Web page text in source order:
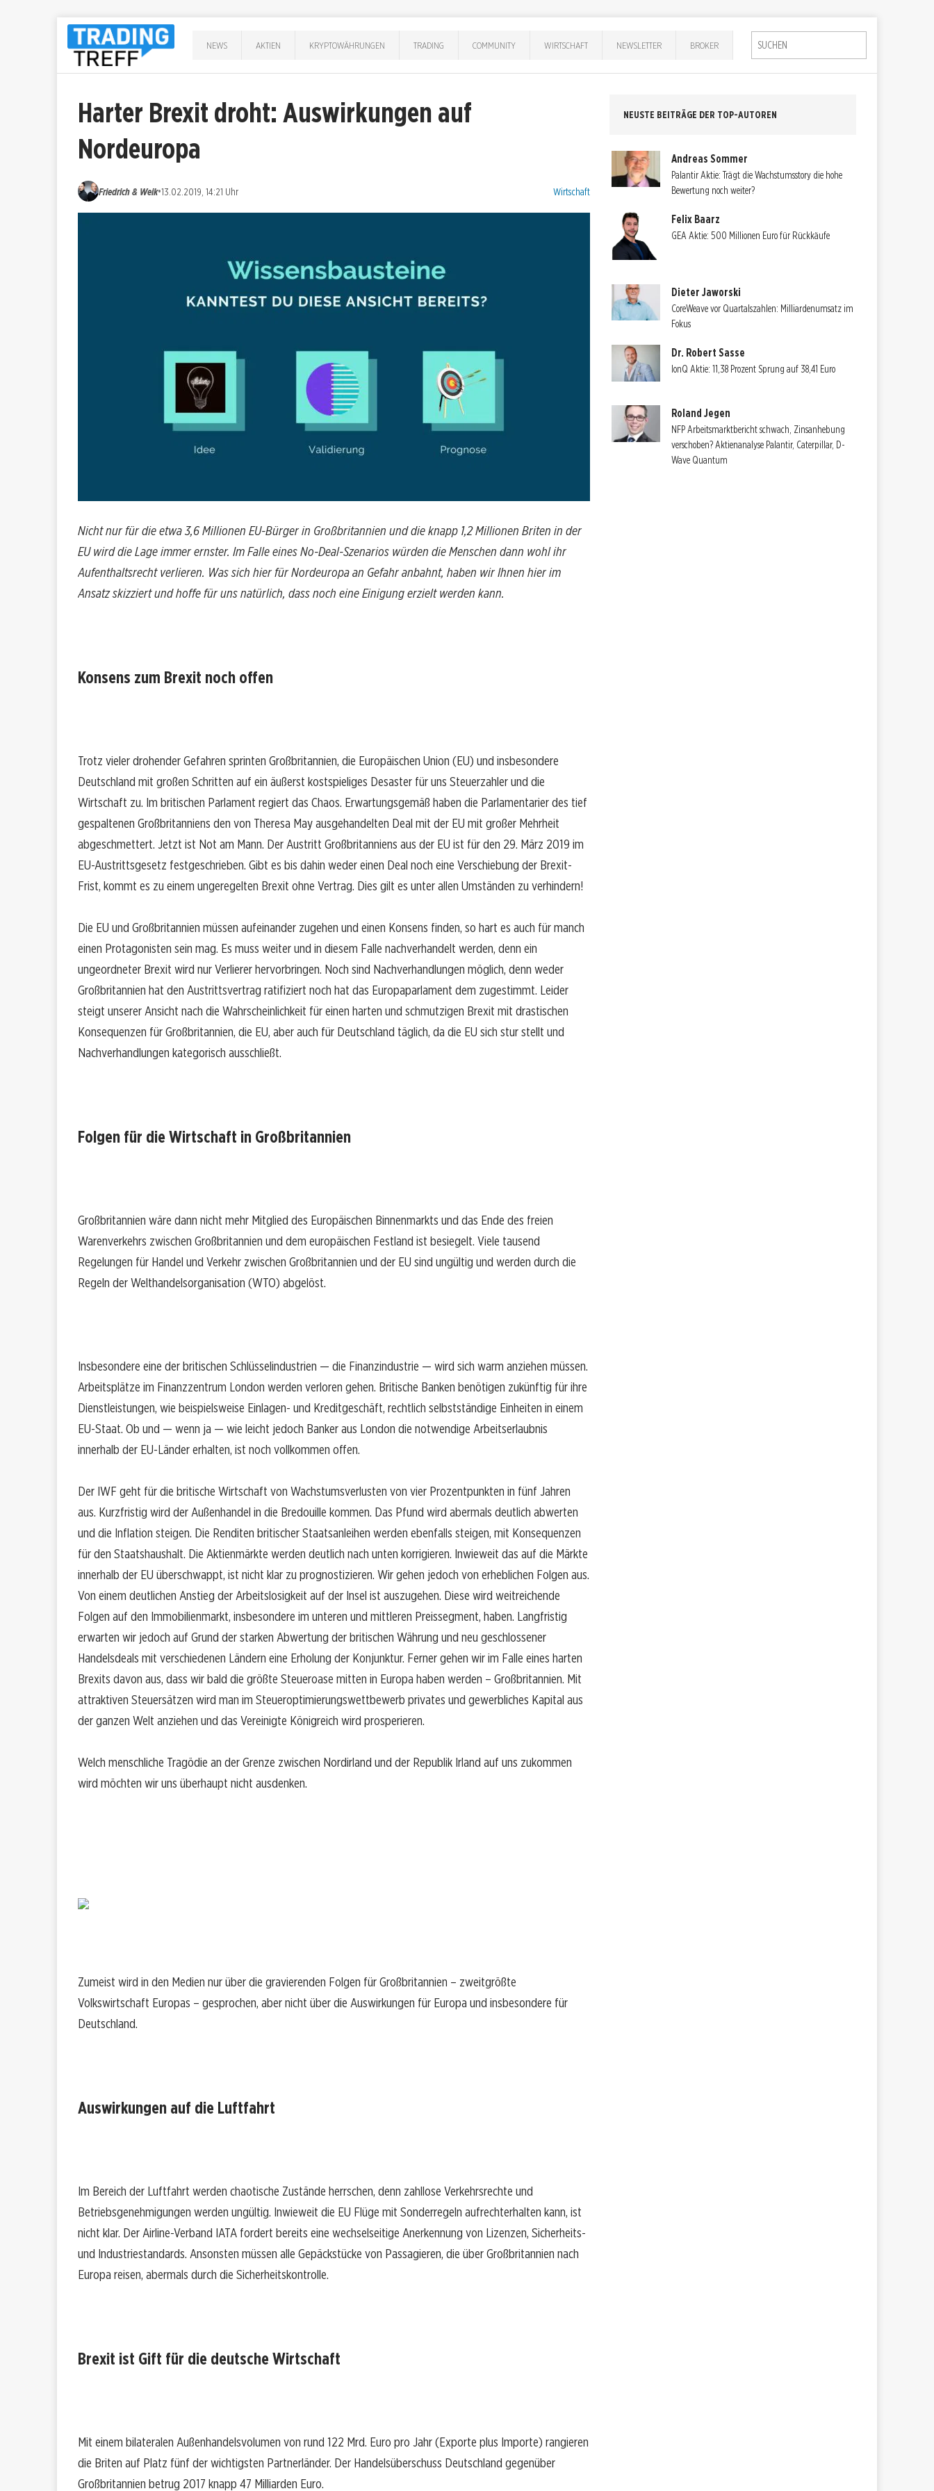
NEWS AKTIEN KRYPTOWÄHRUNGEN TRADING COMMUNITY WIRTSCHAFT NEWSLETTER BROKER
Harter Brexit droht: Auswirkungen auf
Nordeuropa
Friedrich & Weik•13.02.2019, 14:21 Uhr Kategorien:
Wirtschaft
Nicht nur für die etwa 3,6 Millionen EU-Bürger in Großbritannien und die knapp 1,2 Millionen Briten in der
EU wird die Lage immer ernster. Im Falle eines No-Deal-Szenarios würden die Menschen dann wohl ihr
Aufenthaltsrecht verlieren. Was sich hier für Nordeuropa an Gefahr anbahnt, haben wir Ihnen hier im
Ansatz skizziert und hoffe für uns natürlich, dass noch eine Einigung erzielt werden kann.
Konsens zum Brexit noch offen
Trotz vieler drohender Gefahren sprinten Großbritannien, die Europäischen Union (EU) und insbesondere
Deutschland mit großen Schritten auf ein äußerst kostspieliges Desaster für uns Steuerzahler und die
Wirtschaft zu. Im britischen Parlament regiert das Chaos. Erwartungsgemäß haben die Parlamentarier des tief
gespaltenen Großbritanniens den von Theresa May ausgehandelten Deal mit der EU mit großer Mehrheit
abgeschmettert. Jetzt ist Not am Mann. Der Austritt Großbritanniens aus der EU ist für den 29. März 2019 im
EU-Austrittsgesetz festgeschrieben. Gibt es bis dahin weder einen Deal noch eine Verschiebung der Brexit-
Frist, kommt es zu einem ungeregelten Brexit ohne Vertrag. Dies gilt es unter allen Umständen zu verhindern!
Die EU und Großbritannien müssen aufeinander zugehen und einen Konsens finden, so hart es auch für manch
einen Protagonisten sein mag. Es muss weiter und in diesem Falle nachverhandelt werden, denn ein
ungeordneter Brexit wird nur Verlierer hervorbringen. Noch sind Nachverhandlungen möglich, denn weder
Großbritannien hat den Austrittsvertrag ratifiziert noch hat das Europaparlament dem zugestimmt. Leider
steigt unserer Ansicht nach die Wahrscheinlichkeit für einen harten und schmutzigen Brexit mit drastischen
Konsequenzen für Großbritannien, die EU, aber auch für Deutschland täglich, da die EU sich stur stellt und
Nachverhandlungen kategorisch ausschließt.
Folgen für die Wirtschaft in Großbritannien
Großbritannien wäre dann nicht mehr Mitglied des Europäischen Binnenmarkts und das Ende des freien
Warenverkehrs zwischen Großbritannien und dem europäischen Festland ist besiegelt. Viele tausend
Regelungen für Handel und Verkehr zwischen Großbritannien und der EU sind ungültig und werden durch die
Regeln der Welthandelsorganisation (WTO) abgelöst.
Insbesondere eine der britischen Schlüsselindustrien — die Finanzindustrie — wird sich warm anziehen müssen.
Arbeitsplätze im Finanzzentrum London werden verloren gehen. Britische Banken benötigen zukünftig für ihre
Dienstleistungen, wie beispielsweise Einlagen- und Kreditgeschäft, rechtlich selbstständige Einheiten in einem
EU-Staat. Ob und — wenn ja — wie leicht jedoch Banker aus London die notwendige Arbeitserlaubnis
innerhalb der EU-Länder erhalten, ist noch vollkommen offen.
Der IWF geht für die britische Wirtschaft von Wachstumsverlusten von vier Prozentpunkten in fünf Jahren
aus. Kurzfristig wird der Außenhandel in die Bredouille kommen. Das Pfund wird abermals deutlich abwerten
und die Inflation steigen. Die Renditen britischer Staatsanleihen werden ebenfalls steigen, mit Konsequenzen
für den Staatshaushalt. Die Aktienmärkte werden deutlich nach unten korrigieren. Inwieweit das auf die Märkte
innerhalb der EU überschwappt, ist nicht klar zu prognostizieren. Wir gehen jedoch von erheblichen Folgen aus.
Von einem deutlichen Anstieg der Arbeitslosigkeit auf der Insel ist auszugehen. Diese wird weitreichende
Folgen auf den Immobilienmarkt, insbesondere im unteren und mittleren Preissegment, haben. Langfristig
erwarten wir jedoch auf Grund der starken Abwertung der britischen Währung und neu geschlossener
Handelsdeals mit verschiedenen Ländern eine Erholung der Konjunktur. Ferner gehen wir im Falle eines harten
Brexits davon aus, dass wir bald die größte Steueroase mitten in Europa haben werden – Großbritannien. Mit
attraktiven Steuersätzen wird man im Steueroptimierungswettbewerb privates und gewerbliches Kapital aus
der ganzen Welt anziehen und das Vereinigte Königreich wird prosperieren.
Welch menschliche Tragödie an der Grenze zwischen Nordirland und der Republik Irland auf uns zukommen
wird möchten wir uns überhaupt nicht ausdenken.
Zumeist wird in den Medien nur über die gravierenden Folgen für Großbritannien – zweitgrößte
Volkswirtschaft Europas – gesprochen, aber nicht über die Auswirkungen für Europa und insbesondere für
Deutschland.
Auswirkungen auf die Luftfahrt
Im Bereich der Luftfahrt werden chaotische Zustände herrschen, denn zahllose Verkehrsrechte und
Betriebsgenehmigungen werden ungültig. Inwieweit die EU Flüge mit Sonderregeln aufrechterhalten kann, ist
nicht klar. Der Airline-Verband IATA fordert bereits eine wechselseitige Anerkennung von Lizenzen, Sicherheits-
und Industriestandards. Ansonsten müssen alle Gepäckstücke von Passagieren, die über Großbritannien nach
Europa reisen, abermals durch die Sicherheitskontrolle.
Brexit ist Gift für die deutsche Wirtschaft
Mit einem bilateralen Außenhandelsvolumen von rund 122 Mrd. Euro pro Jahr (Exporte plus Importe) rangieren
die Briten auf Platz fünf der wichtigsten Partnerländer. Der Handelsüberschuss Deutschland gegenüber
Großbritannien betrug 2017 knapp 47 Milliarden Euro.
NEUSTE BEITRÄGE DER TOP-AUTOREN
Andreas Sommer
Palantir Aktie: Trägt die Wachstumsstory die hohe
Bewertung noch weiter?
Felix Baarz
GEA Aktie: 500 Millionen Euro für Rückkäufe
Dieter Jaworski
CoreWeave vor Quartalszahlen: Milliardenumsatz im
Fokus
Dr. Robert Sasse
IonQ Aktie: 11,38 Prozent Sprung auf 38,41 Euro
Roland Jegen
NFP Arbeitsmarktbericht schwach, Zinsanhebung
verschoben? Aktienanalyse Palantir, Caterpillar, D-
Wave Quantum